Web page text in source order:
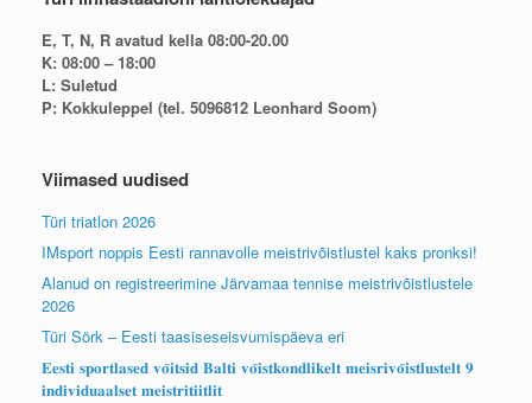
E, T, N, R avatud kella 08:00-20.00
K: 08:00 – 18:00
L: Suletud
P: Kokkuleppel (tel. 5096812 Leonhard Soom)
Viimased uudised
Türi triatlon 2026
IMsport noppis Eesti rannavolle meistrivõistlustel kaks pronksi!
Alanud on registreerimine Järvamaa tennise meistrivõistlustele
2026
Türi Sörk – Eesti taasiseseisvumispäeva eri
𝐄𝐞𝐬𝐭𝐢 𝐬𝐩𝐨𝐫𝐭𝐥𝐚𝐬𝐞𝐝 𝐯𝐨̃𝐢𝐭𝐬𝐢𝐝 𝐁𝐚𝐥𝐭𝐢 𝐯𝐨̃𝐢𝐬𝐭𝐤𝐨𝐧𝐝𝐥𝐢𝐤𝐞𝐥𝐭 𝐦𝐞𝐢𝐬𝐫𝐢𝐯𝐨̃𝐢𝐬𝐭𝐥𝐮𝐬𝐭𝐞𝐥𝐭 𝟗
𝐢𝐧𝐝𝐢𝐯𝐢𝐝𝐮𝐚𝐚𝐥𝐬𝐞𝐭 𝐦𝐞𝐢𝐬𝐭𝐫𝐢𝐭𝐢𝐢𝐭𝐥𝐢𝐭